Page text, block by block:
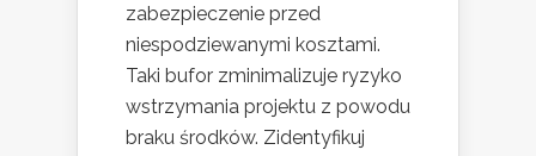
zabezpieczenie przed
niespodziewanymi kosztami.
Taki bufor zminimalizuje ryzyko
wstrzymania projektu z powodu
braku środków. Zidentyfikuj